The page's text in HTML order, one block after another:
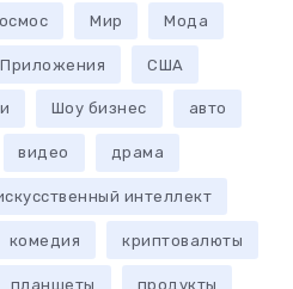
Мир Мода
Приложения США
Шоу бизнес авто
видео драма
интеллект
комедия криптовалюты
планшеты продукты